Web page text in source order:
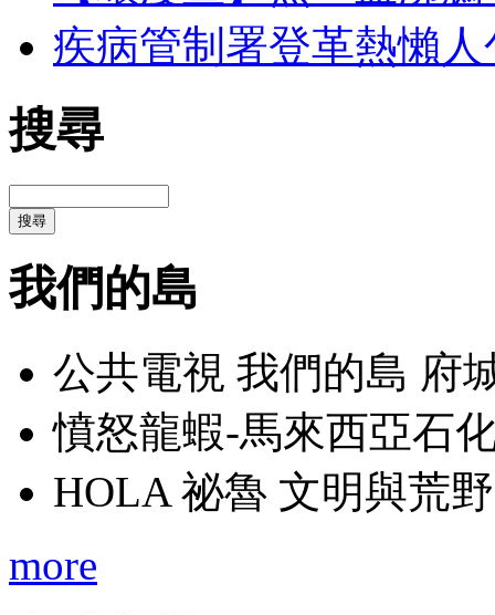
疾病管制署登革熱懶
搜尋
我們的島
公共電視 我們的島 府
憤怒龍蝦-馬來西亞石
HOLA 祕魯 文明與荒
more